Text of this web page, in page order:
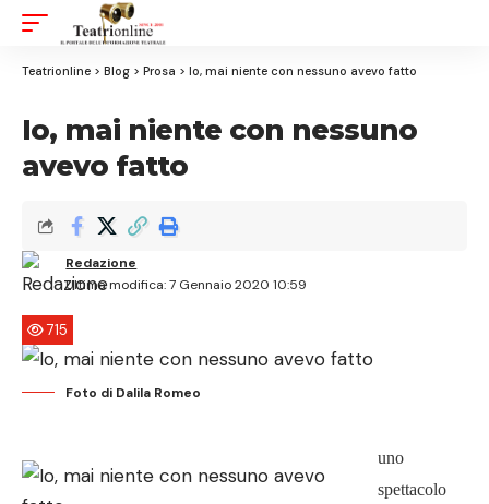
Teatrionline > Blog > Prosa > Io, mai niente con nessuno avevo fatto
Io, mai niente con nessuno
avevo fatto
Ultima modifica: 7 Gennaio 2020 10:59
Redazione
715
Foto di Dalila Romeo
uno
spettacolo